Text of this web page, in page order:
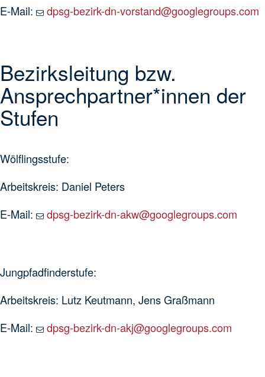
E-Mail:
dpsg-bezirk-dn-vorstand@googlegroups.com
Bezirksleitung bzw.
Ansprechpartner*innen der
Stufen
Wölflingsstufe:
Arbeitskreis: Daniel Peters
E-Mail:
dpsg-bezirk-dn-akw@googlegroups.com
Jungpfadfinderstufe:
Arbeitskreis: Lutz Keutmann, Jens Graßmann
E-Mail:
dpsg-bezirk-dn-akj@googlegroups.com